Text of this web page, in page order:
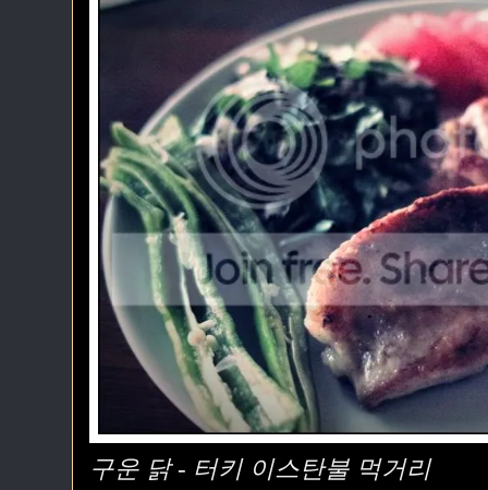
구운 닭 - 터키 이스탄불 먹거리